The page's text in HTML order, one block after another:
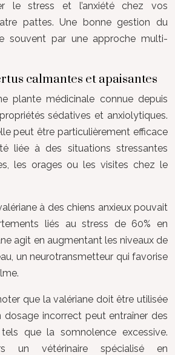
le stress et l’anxiété chez vos
pattes. Une bonne gestion du
souvent par une approche multi-
calmantes et apaisantes
plante médicinale connue depuis
sédatives et anxiolytiques.
peut être particulièrement efficace
liée à des situations stressantes
les orages ou les visites chez le
à des chiens anxieux pouvait
liés au stress de 60% en
agit en augmentant les niveaux de
un neurotransmetteur qui favorise
que la valériane doit être utilisée
dosage incorrect peut entraîner des
que la somnolence excessive.
un vétérinaire spécialisé en